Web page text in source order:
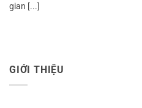
gian [...]
GIỚI THIỆU